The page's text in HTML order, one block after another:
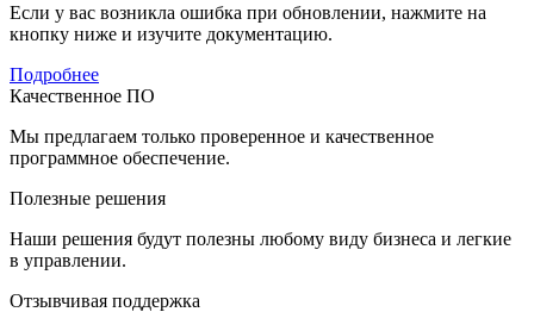
Если у вас возникла ошибка при обновлении, нажмите на
кнопку ниже и изучите документацию.
Подробнее
Качественное ПО
Мы предлагаем только проверенное и качественное
программное обеспечение.
Полезные решения
Наши решения будут полезны любому виду бизнеса и легкие
в управлении.
Отзывчивая поддержка